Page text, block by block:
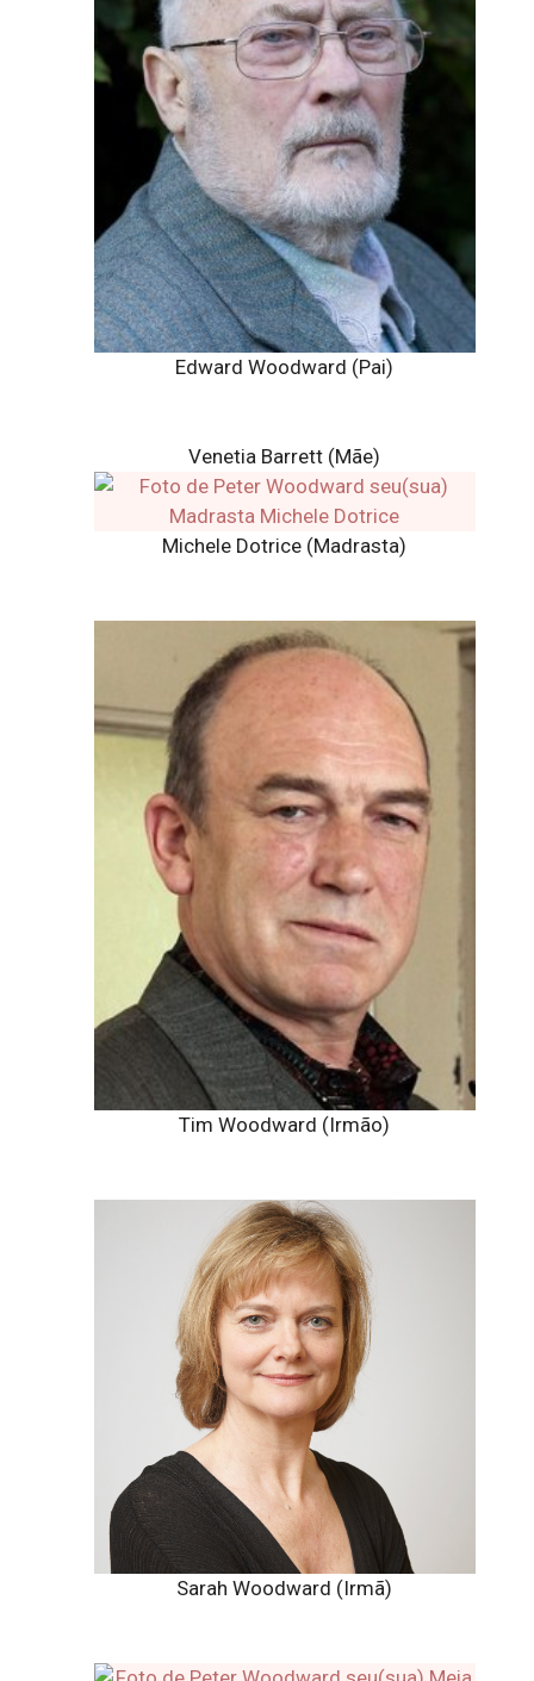
Edward Woodward (Pai)
Venetia Barrett (Mãe)
Michele Dotrice (Madrasta)
Tim Woodward (Irmão)
Sarah Woodward (Irmã)